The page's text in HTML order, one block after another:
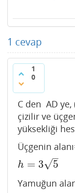
1 cevap
1
0
C den AD ye,
çizilir ve
yüksekliği
Üçgenin
h = 3 5
–
√
h=35
Yamuğun